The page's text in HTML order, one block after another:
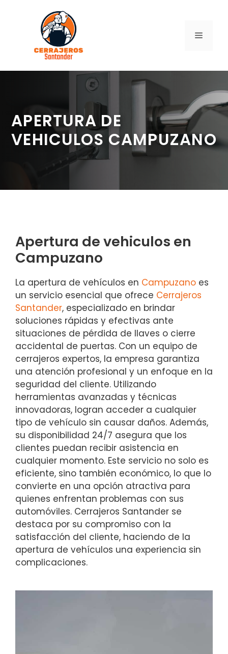
contenido
MENÚ
APERTURA DE
VEHICULOS CAMPUZANO
Apertura de vehiculos en
Campuzano
La apertura de vehículos en Campuzano es
un servicio esencial que ofrece Cerrajeros
Santander, especializado en brindar
soluciones rápidas y efectivas ante
situaciones de pérdida de llaves o cierre
accidental de puertas. Con un equipo de
cerrajeros expertos, la empresa garantiza
una atención profesional y un enfoque en la
seguridad del cliente. Utilizando
herramientas avanzadas y técnicas
innovadoras, logran acceder a cualquier
tipo de vehículo sin causar daños. Además,
su disponibilidad 24/7 asegura que los
clientes puedan recibir asistencia en
cualquier momento. Este servicio no solo es
eficiente, sino también económico, lo que lo
convierte en una opción atractiva para
quienes enfrentan problemas con sus
automóviles. Cerrajeros Santander se
destaca por su compromiso con la
satisfacción del cliente, haciendo de la
apertura de vehículos una experiencia sin
complicaciones.